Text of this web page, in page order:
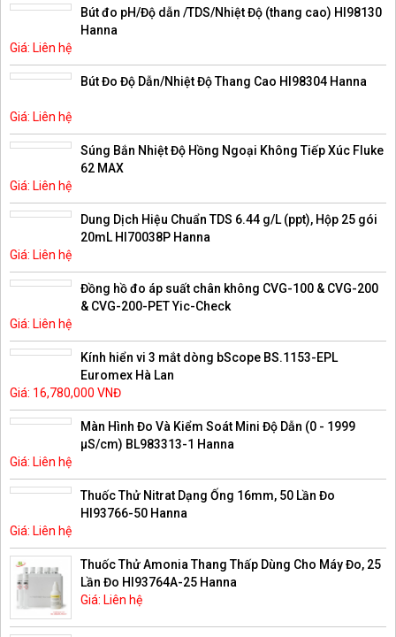
Bút đo pH/Độ dẫn /TDS/Nhiệt Độ (thang cao) HI98130
Hanna
Giá: Liên hệ
Bút Đo Độ Dẫn/Nhiệt Độ Thang Cao HI98304 Hanna
Giá: Liên hệ
Súng Bắn Nhiệt Độ Hồng Ngoại Không Tiếp Xúc Fluke
62 MAX
Giá: Liên hệ
Dung Dịch Hiệu Chuẩn TDS 6.44 g/L (ppt), Hộp 25 gói
20mL HI70038P Hanna
Giá: Liên hệ
Đồng hồ đo áp suất chân không CVG-100 & CVG-200
& CVG-200-PET Yic-Check
Giá: Liên hệ
Kính hiển vi 3 mắt dòng bScope BS.1153-EPL
Euromex Hà Lan
Giá: 16,780,000 VNĐ
Màn Hình Đo Và Kiểm Soát Mini Độ Dẫn (0 - 1999
µS/cm) BL983313-1 Hanna
Giá: Liên hệ
Thuốc Thử Nitrat Dạng Ống 16mm, 50 Lần Đo
HI93766-50 Hanna
Giá: Liên hệ
Thuốc Thử Amonia Thang Thấp Dùng Cho Máy Đo, 25
Lần Đo HI93764A-25 Hanna
Giá: Liên hệ